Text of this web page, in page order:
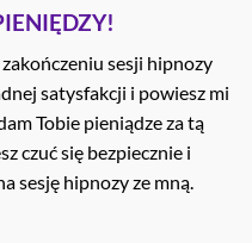
sesji hipnozy
satysfakcji i powiesz mi
Tobie pieniądze za tą
czuć się bezpiecznie i
sesję hipnozy ze mną.